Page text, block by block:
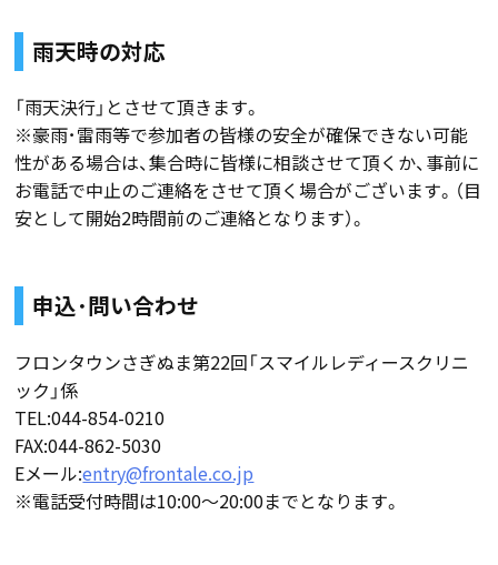
雨天時の対応
「雨天決行」とさせて頂きます。
※豪雨･雷雨等で参加者の皆様の安全が確保できない可能
性がある場合は、集合時に皆様に相談させて頂くか、事前に
お電話で中止のご連絡をさせて頂く場合がございます。（目
安として開始2時間前のご連絡となります）。
申込･問い合わせ
フロンタウンさぎぬま第22回「スマイルレディースクリニ
ック」係
TEL:044-854-0210
FAX:044-862-5030
Eメール:entry@frontale.co.jp
※電話受付時間は10:00〜20:00までとなります。